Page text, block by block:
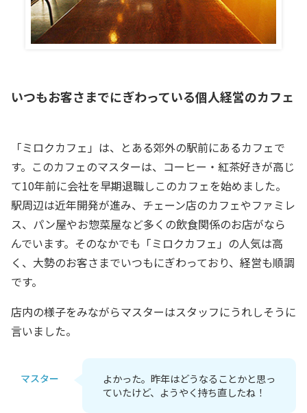
いつもお客さまでにぎわっている個人経営のカフェ
「ミロクカフェ」は、とある郊外の駅前にあるカフェで
す。このカフェのマスターは、コーヒー・紅茶好きが高じ
て10年前に会社を早期退職しこのカフェを始めました。
駅周辺は近年開発が進み、チェーン店のカフェやファミレ
ス、パン屋やお惣菜屋など多くの飲食関係のお店がなら
んでいます。そのなかでも「ミロクカフェ」の人気は高
く、大勢のお客さまでいつもにぎわっており、経営も順調
です。
店内の様子をみながらマスターはスタッフにうれしそうに
言いました。
マスター
よかった。昨年はどうなることかと思っ
ていたけど、ようやく持ち直したね！